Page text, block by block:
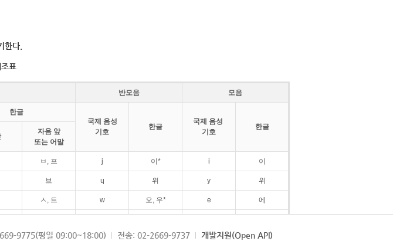
한다.
표
반모음 모음
한글
국제 음성
기호
한글
국제 음성
기호
한글
자음 앞
또는 어말
ㅂ, 프 j 이* i 이
브 ɥ 위 y 위
ㅅ, 트 w 오, 우* e 에
ㄱ, 크 ɛ 에
9775(평일 09:00~18:00) 전송: 02-2669-9737 개발지원(Open API)